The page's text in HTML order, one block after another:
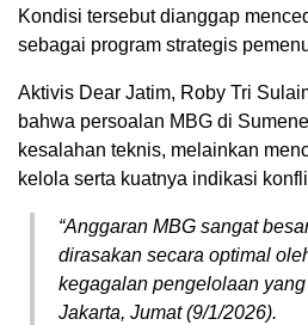
Kondisi tersebut dianggap
sebagai program strategis
Aktivis Dear Jatim, Roby Tri
bahwa persoalan MBG di
kesalahan teknis, melainkan
kelola serta kuatnya indikasi
“Anggaran MBG sangat
dirasakan secara optimal
kegagalan pengelolaan
Jakarta, Jumat (9/1/2026).